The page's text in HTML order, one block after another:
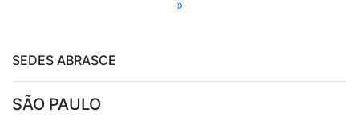
»
SEDES ABRASCE
SÃO PAULO